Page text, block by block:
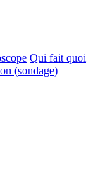
Qui fait quoi
(sondage)